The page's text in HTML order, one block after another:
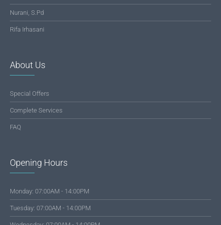
Nurani, S.Pd
Rifa Irhasani
About Us
Special Offers
Complete Services
FAQ
Opening Hours
Monday: 07:00AM - 14:00PM
Tuesday: 07:00AM - 14:00PM